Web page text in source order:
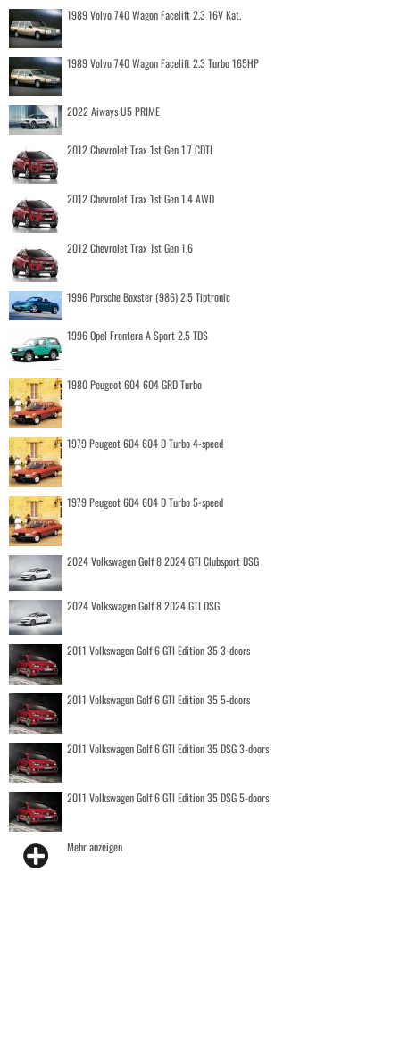
1989 Volvo 740 Wagon Facelift 2.3 16V Kat.
1989 Volvo 740 Wagon Facelift 2.3 Turbo 165HP
2022 Aiways U5 PRIME
2012 Chevrolet Trax 1st Gen 1.7 CDTI
2012 Chevrolet Trax 1st Gen 1.4 AWD
2012 Chevrolet Trax 1st Gen 1.6
1996 Porsche Boxster (986) 2.5 Tiptronic
1996 Opel Frontera A Sport 2.5 TDS
1980 Peugeot 604 604 GRD Turbo
1979 Peugeot 604 604 D Turbo 4-speed
1979 Peugeot 604 604 D Turbo 5-speed
2024 Volkswagen Golf 8 2024 GTI Clubsport DSG
2024 Volkswagen Golf 8 2024 GTI DSG
2011 Volkswagen Golf 6 GTI Edition 35 3-doors
2011 Volkswagen Golf 6 GTI Edition 35 5-doors
2011 Volkswagen Golf 6 GTI Edition 35 DSG 3-doors
2011 Volkswagen Golf 6 GTI Edition 35 DSG 5-doors
Mehr anzeigen